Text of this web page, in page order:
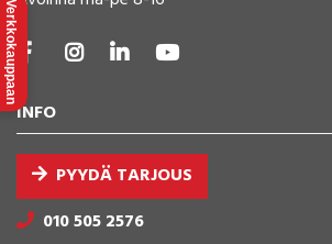
INFO
PYYDÄ TARJOUS
010 505 2576
Verkkokauppaan